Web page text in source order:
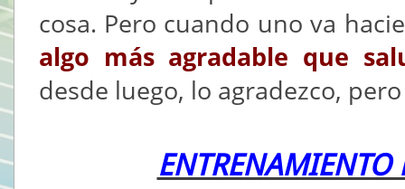
cosa. Pero cuando uno va
algo más agradable que
desde luego, lo agradezco,
ENTRENAMIENTO